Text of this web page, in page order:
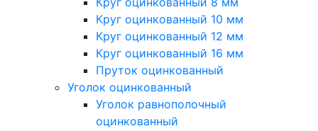
Круг оцинкованный 10 мм
Круг оцинкованный 12 мм
Круг оцинкованный 16 мм
Пруток оцинкованный
Уголок оцинкованный
Уголок равнополочный
оцинкованный